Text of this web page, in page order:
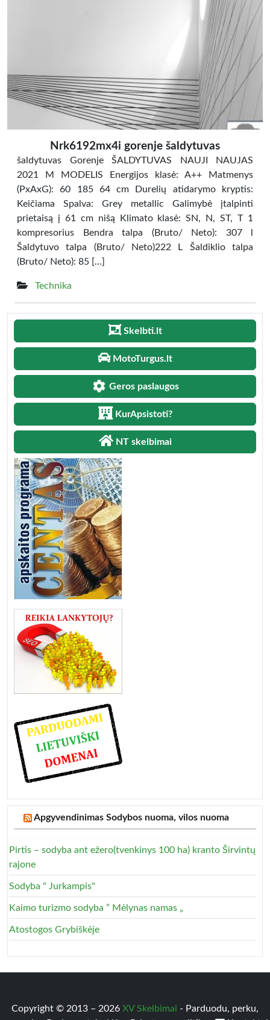
Nrk6192mx4i gorenje šaldytuvas
šaldytuvas Gorenje ŠALDYTUVAS NAUJI NAUJAS
2021 M MODELIS Energijos klasė: A++ Matmenys
(PxAxG): 60 185 64 cm Durelių atidarymo kryptis:
Keičiama Spalva: Grey metallic Galimybė įtalpinti
prietaisą į 61 cm nišą Klimato klasė: SN, N, ST, T 1
kompresorius Bendra talpa (Bruto/ Neto): 307 l
Šaldytuvo talpa (Bruto/ Neto)222 L Šaldiklio talpa
(Bruto/ Neto): 85 […]
Technika
Skelbti.lt
MotoTurgus.lt
Geros paslaugos
KurApsistoti?
NT skelbimai
Apgyvendinimas Sodybos nuoma, vilos nuoma
Pirtis – sodyba ant ežero(tvenkinys 100 ha) kranto Širvintų
rajone
Sodyba " Jurkampis"
Kaimo turizmo sodyba ” Mėlynas namas „
Atostogos Grybiškėje
Copyright © 2013 – 2026 XV Skelbimai - Parduodu, perku,